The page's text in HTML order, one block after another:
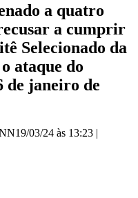
a quatro
a cumprir
Selecionado da
ataque do
de janeiro de
19/03/24 às 13:23 |